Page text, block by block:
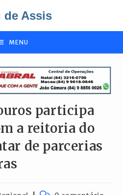
de Assis
MENU
participa
a reitoria do
de parcerias